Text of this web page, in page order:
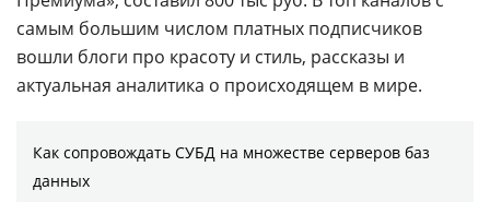
самым большим числом платных подписчиков
вошли блоги про красоту и стиль, рассказы и
актуальная аналитика о происходящем в мире.
Как сопровождать СУБД на множестве серверов баз
данных